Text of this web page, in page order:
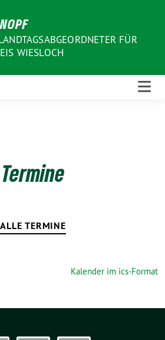
FÜR
WIESLOCH
Termine
ALLE TERMINE
Kalender im ics-Format